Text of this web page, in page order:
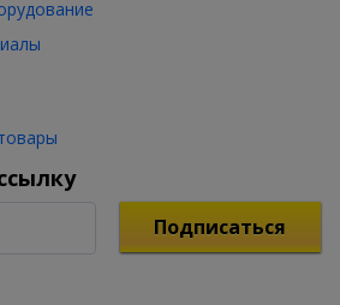
Подписаться